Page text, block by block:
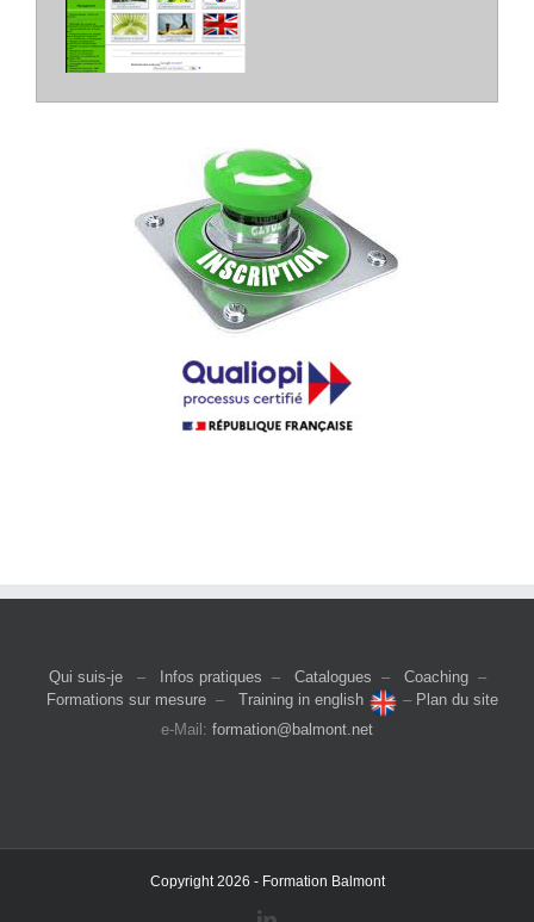
Qui suis-je– Infos pratiques – Catalogues – Coaching–
Formations sur mesure– Training in english – Plan du site
e-Mail: formation@balmont.net
Copyright 2026 - Formation Balmont
LinkedIn